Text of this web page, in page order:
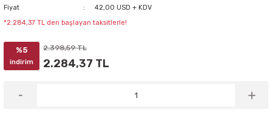
Fiyat
42,00 USD + KDV
*2.284,37 TL den başlayan taksitlerle!
%5
indirim
2.398,59 TL
2.284,37 TL